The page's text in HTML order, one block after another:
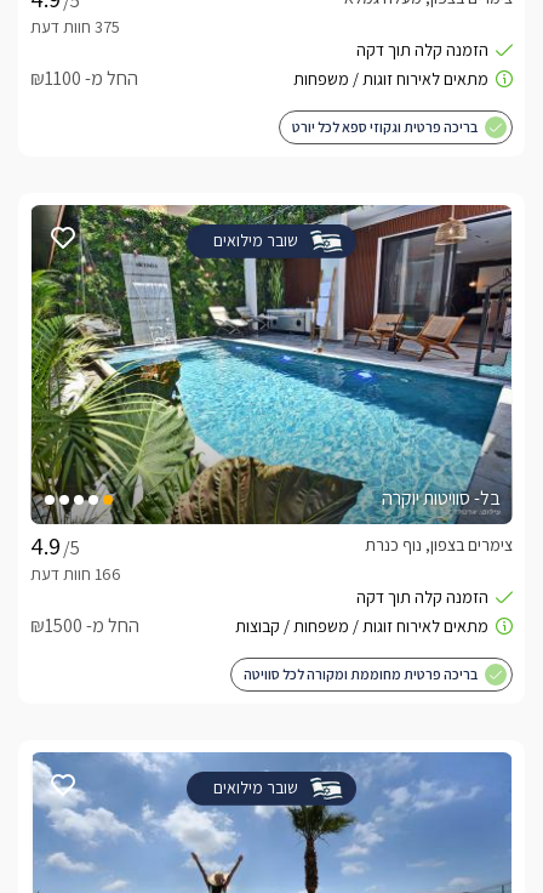
לצפייה באטרקציות ומסעדות בקרבת סוויטות זרקא -
לחצו כאן
החל מ- ₪1100
בריכה פרטית וגקוזי ספא לכל יורט
שובר מילואים
בל- סוויטות יוקרה
/5
צימרים בצפון, נוף כנרת
החל מ- ₪1500
בריכה פרטית מחוממת ומקורה לכל סוויטה
שובר מילואים